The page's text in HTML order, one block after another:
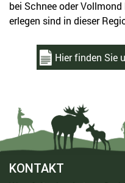
bei Schnee oder
erlegen sind in dieser
Hier finden Sie
KONTAKT